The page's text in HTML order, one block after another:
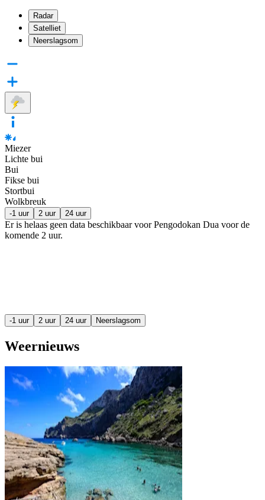
Radar
Satelliet
Neerslagsom
Miezer
Lichte bui
Bui
Fikse bui
Stortbui
Wolkbreuk
-1 uur 2 uur 24 uur
Er is helaas geen data beschikbaar voor Pengodokan Dua voor de
komende 2 uur.
-1 uur 2 uur 24 uur Neerslagsom
Weernieuws